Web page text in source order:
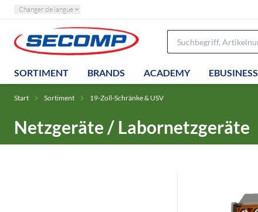
Changer de langue
SORTIMENT BRANDS ACADEMY EBUSINESS
Start Sortiment 19-Zoll-Schränke & USV
Netzgeräte / Labornetzgeräte